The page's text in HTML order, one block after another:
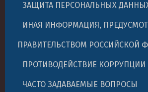
ЗАЩИТА ПЕРСОНАЛЬНЫХ
ИНАЯ ИНФОРМАЦИЯ,
ПРАВИТЕЛЬСТВОМ РОССИЙСКОЙ
ПРОТИВОДЕЙСТВИЕ КОРРУПЦИИ
ЧАСТО ЗАДАВАЕМЫЕ ВОПРОСЫ